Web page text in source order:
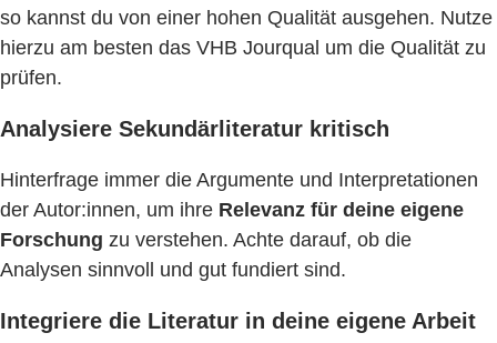
so kannst du von einer hohen Qualität ausgehen. Nutze
hierzu am besten das VHB Jourqual um die Qualität zu
prüfen.
Analysiere Sekundärliteratur kritisch
Hinterfrage immer die Argumente und Interpretationen
der Autor:innen, um ihre Relevanz für deine eigene
Forschung zu verstehen. Achte darauf, ob die
Analysen sinnvoll und gut fundiert sind.
Integriere die Literatur in deine eigene Arbeit